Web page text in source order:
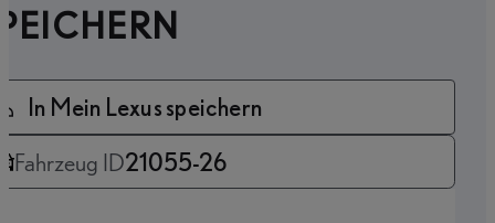
In Mein Lexus speichern
Fahrzeug ID21055-26